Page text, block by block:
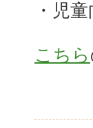
・児
こちら